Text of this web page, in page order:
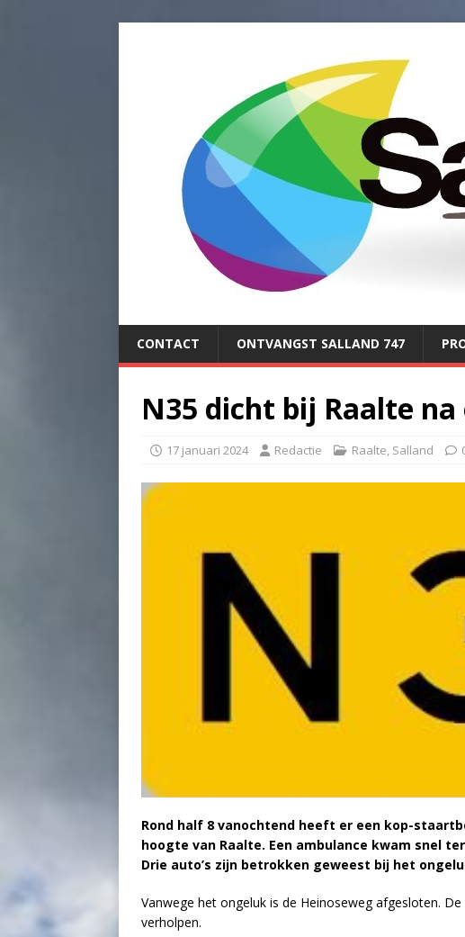
CONTACT ONTVANGST SALLAND 747
N35 dicht bij Raalte
17 januari 2024 Redactie Raalte, Salland
Rond half 8 vanochtend heeft er een kop-
hoogte van Raalte. Een ambulance kwam snel
Drie auto’s zijn betrokken geweest bij het
Vanwege het ongeluk is de Heinoseweg afgesloten.
verholpen.